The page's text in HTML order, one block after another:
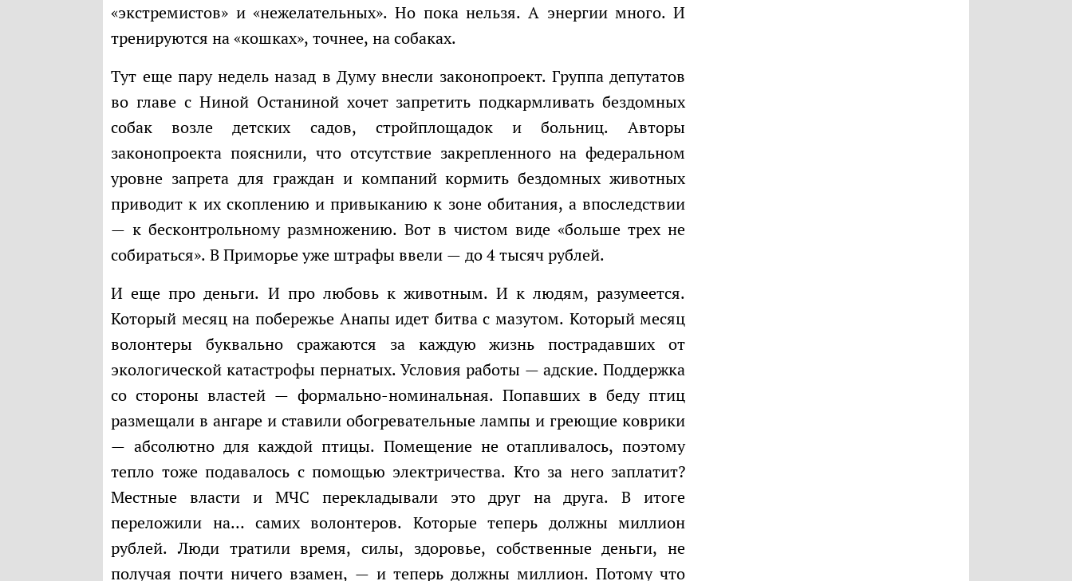
«экстремистов» и «нежелательных». Но пока нельзя. А энергии много. И
тренируются на «кошках», точнее, на собаках.
Тут еще пару недель назад в Думу внесли законопроект. Группа депутатов
во главе с Ниной Останиной хочет запретить подкармливать бездомных
собак возле детских садов, стройплощадок и больниц. Авторы
законопроекта пояснили, что отсутствие закрепленного на федеральном
уровне запрета для граждан и компаний кормить бездомных животных
приводит к их скоплению и привыканию к зоне обитания, а впоследствии
— к бесконтрольному размножению. Вот в чистом виде «больше трех не
собираться». В Приморье уже штрафы ввели — до 4 тысяч рублей.
И еще про деньги. И про любовь к животным. И к людям, разумеется.
Который месяц на побережье Анапы идет битва с мазутом. Который месяц
волонтеры буквально сражаются за каждую жизнь пострадавших от
экологической катастрофы пернатых. Условия работы — адские. Поддержка
со стороны властей — формально-номинальная. Попавших в беду птиц
размещали в ангаре и ставили обогревательные лампы и греющие коврики
— абсолютно для каждой птицы. Помещение не отапливалось, поэтому
тепло тоже подавалось с помощью электричества. Кто за него заплатит?
Местные власти и МЧС перекладывали это друг на друга. В итоге
переложили на… самих волонтеров. Которые теперь должны миллион
рублей. Люди тратили время, силы, здоровье, собственные деньги, не
получая почти ничего взамен, — и теперь должны миллион. Потому что